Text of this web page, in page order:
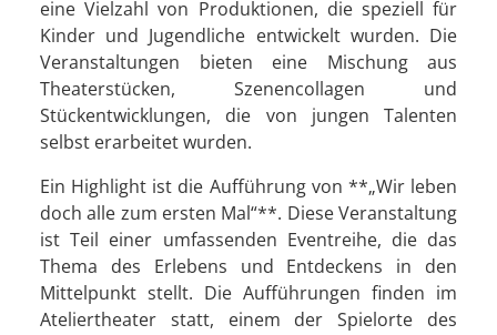
eine Vielzahl von Produktionen, die speziell für
Kinder und Jugendliche entwickelt wurden. Die
Veranstaltungen bieten eine Mischung aus
Theaterstücken, Szenencollagen und
Stückentwicklungen, die von jungen Talenten
selbst erarbeitet wurden.
Ein Highlight ist die Aufführung von **„Wir leben
doch alle zum ersten Mal“**. Diese Veranstaltung
ist Teil einer umfassenden Eventreihe, die das
Thema des Erlebens und Entdeckens in den
Mittelpunkt stellt. Die Aufführungen finden im
Ateliertheater statt, einem der Spielorte des